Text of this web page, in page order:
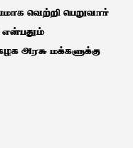
வெற்றி பெறுவார்
என்பதும்
அரசு மக்களுக்கு